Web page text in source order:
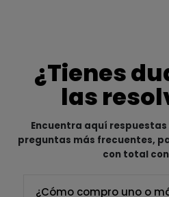
¿Tienes
las
Encuentra aquí
preguntas más frecuentes,
con total
¿Cómo compro uno o